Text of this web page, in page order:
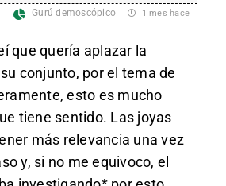
Gurú demoscópico 1 mes hace
que quería aplazar la
conjunto, por el tema de
esto es mucho
tiene sentido. Las joyas
más relevancia una vez
y, si no me equivoco, el